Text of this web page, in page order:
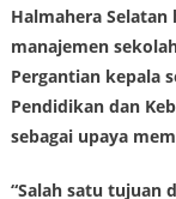
Halmahera
manajemen
Pergantian kepala
Pendidikan dan
sebagai upaya
“Salah satu tujuan